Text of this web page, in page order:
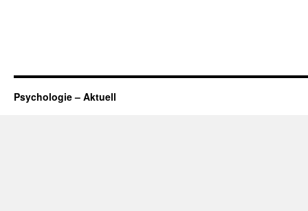
Psychologie – Aktuell